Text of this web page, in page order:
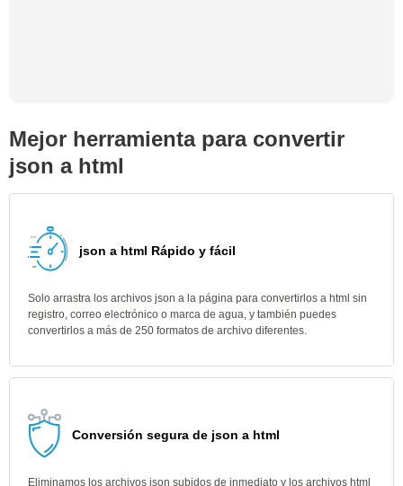
Mejor herramienta para convertir
json a html
json a html Rápido y fácil
Solo arrastra los archivos json a la página para convertirlos a html sin
registro, correo electrónico o marca de agua, y también puedes
convertirlos a más de 250 formatos de archivo diferentes.
Conversión segura de json a html
Eliminamos los archivos json subidos de inmediato y los archivos html